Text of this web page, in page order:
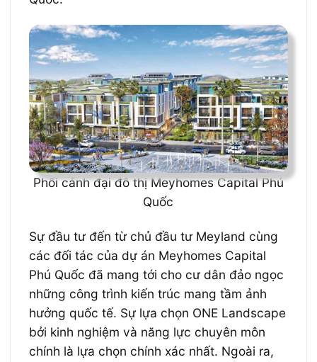
Phối cảnh đại đô thị Meyhomes Capital Phú
Quốc
Sự đầu tư đến từ chủ đầu tư Meyland cùng
các đối tác của dự án Meyhomes Capital
Phú Quốc đã mang tới cho cư dân đảo ngọc
những công trình kiến trúc mang tầm ảnh
hưởng quốc tế. Sự lựa chọn ONE Landscape
bởi kinh nghiệm và năng lực chuyên môn
chính là lựa chọn chính xác nhất. Ngoài ra,